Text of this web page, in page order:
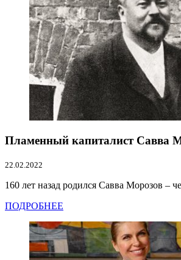
Пламенный капиталист Савва
22.02.2022
160 лет назад родился Савва Морозов –
ПОДРОБНЕЕ